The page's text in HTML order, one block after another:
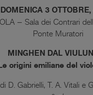
DOMENICA 3
– Sala dei Contrari
Ponte Muratori
MINGHEN DAL
origini emiliane del
D. Gabrielli, T. A. Vitali e